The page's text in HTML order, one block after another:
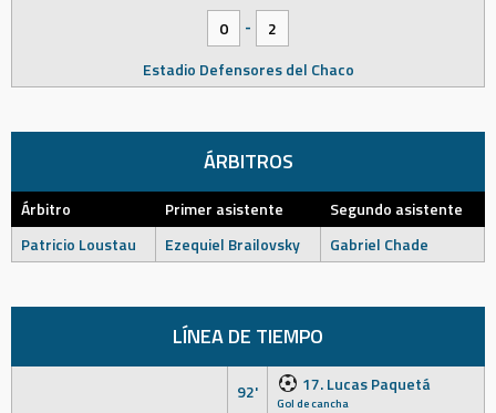
0
-
2
Estadio Defensores del Chaco
ÁRBITROS
Árbitro Primer asistente
Segundo asistente
Patricio Loustau
Ezequiel Brailovsky Gabriel Chade
LÍNEA DE TIEMPO
92' 17. Lucas Paquetá
Gol de cancha